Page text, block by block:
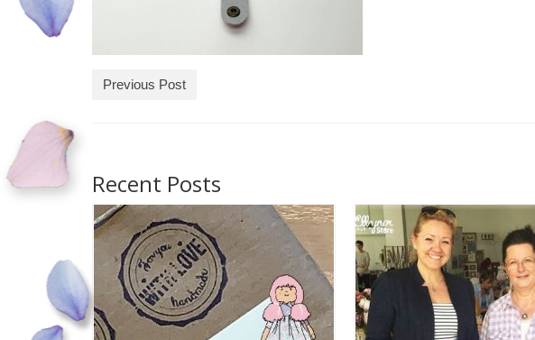
Previous Post
Recent Posts